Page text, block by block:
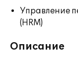
Управление
(HRM)
Описание